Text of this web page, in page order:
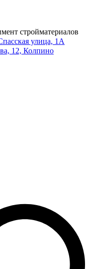
стройматериалов
улица, 1А
12, Колпино